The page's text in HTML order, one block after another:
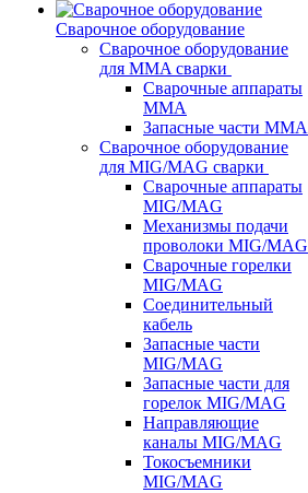
Сварочное оборудование
Сварочное оборудование
для MMA сварки
Сварочные аппараты
MMA
Запасные части MMA
Сварочное оборудование
для MIG/MAG сварки
Сварочные аппараты
MIG/MAG
Механизмы подачи
проволоки MIG/MAG
Сварочные горелки
MIG/MAG
Соединительный
кабель
Запасные части
MIG/MAG
Запасные части для
горелок MIG/MAG
Направляющие
каналы MIG/MAG
Токосъемники
MIG/MAG